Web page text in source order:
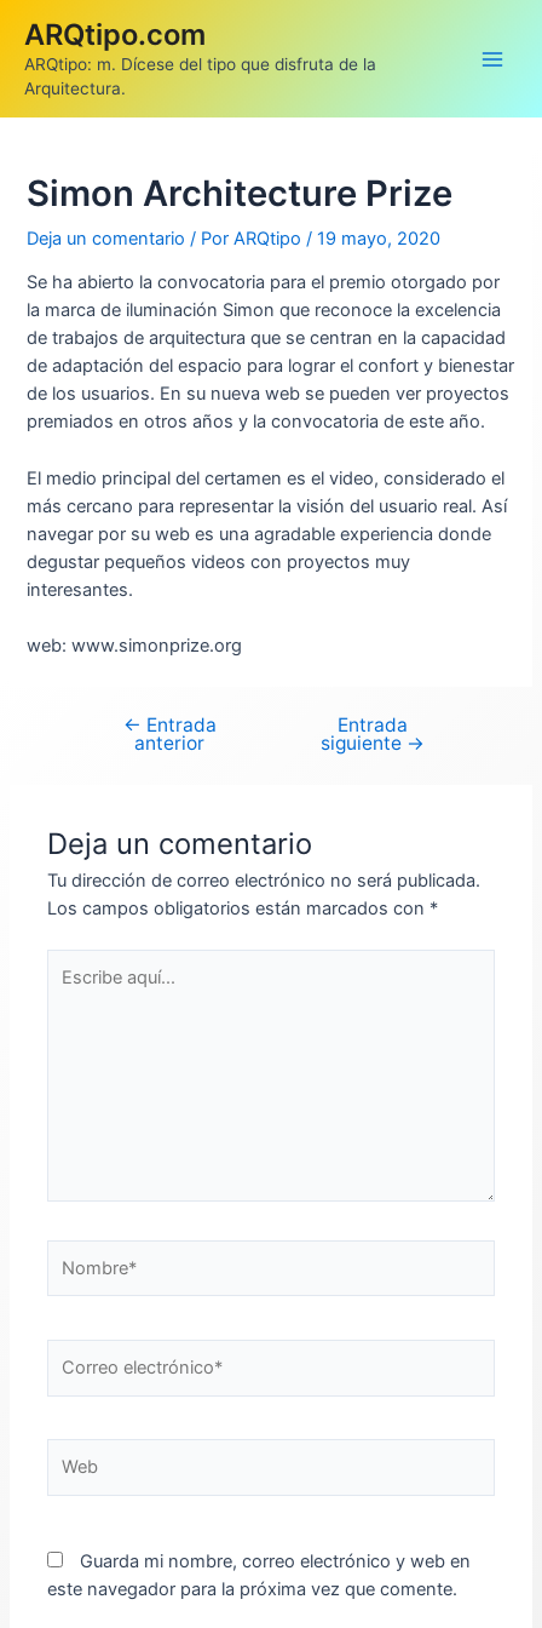
contenido
ARQtipo.com
ARQtipo: m. Dícese del tipo que disfruta de la
Arquitectura.
Simon Architecture Prize
Deja un comentario / PorARQtipo/19 mayo, 2020
Se ha abierto la convocatoria para el premio otorgado por
la marca de iluminación Simon que reconoce la excelencia
de trabajos de arquitectura que se centran en la capacidad
de adaptación del espacio para lograr el confort y bienestar
de los usuarios. En su nueva web se pueden ver proyectos
premiados en otros años y la convocatoria de este año.
El medio principal del certamen es el video, considerado el
más cercano para representar la visión del usuario real. Así
navegar por su web es una agradable experiencia donde
degustar pequeños videos con proyectos muy
interesantes.
web: www.simonprize.org
Navegación
← Entrada
anterior
Entrada
siguiente →
Deja un comentario
Tu dirección de correo electrónico no será publicada.
Los campos obligatorios están marcados con *
aquí...
electrónico*
Guarda mi nombre, correo electrónico y web en
este navegador para la próxima vez que comente.